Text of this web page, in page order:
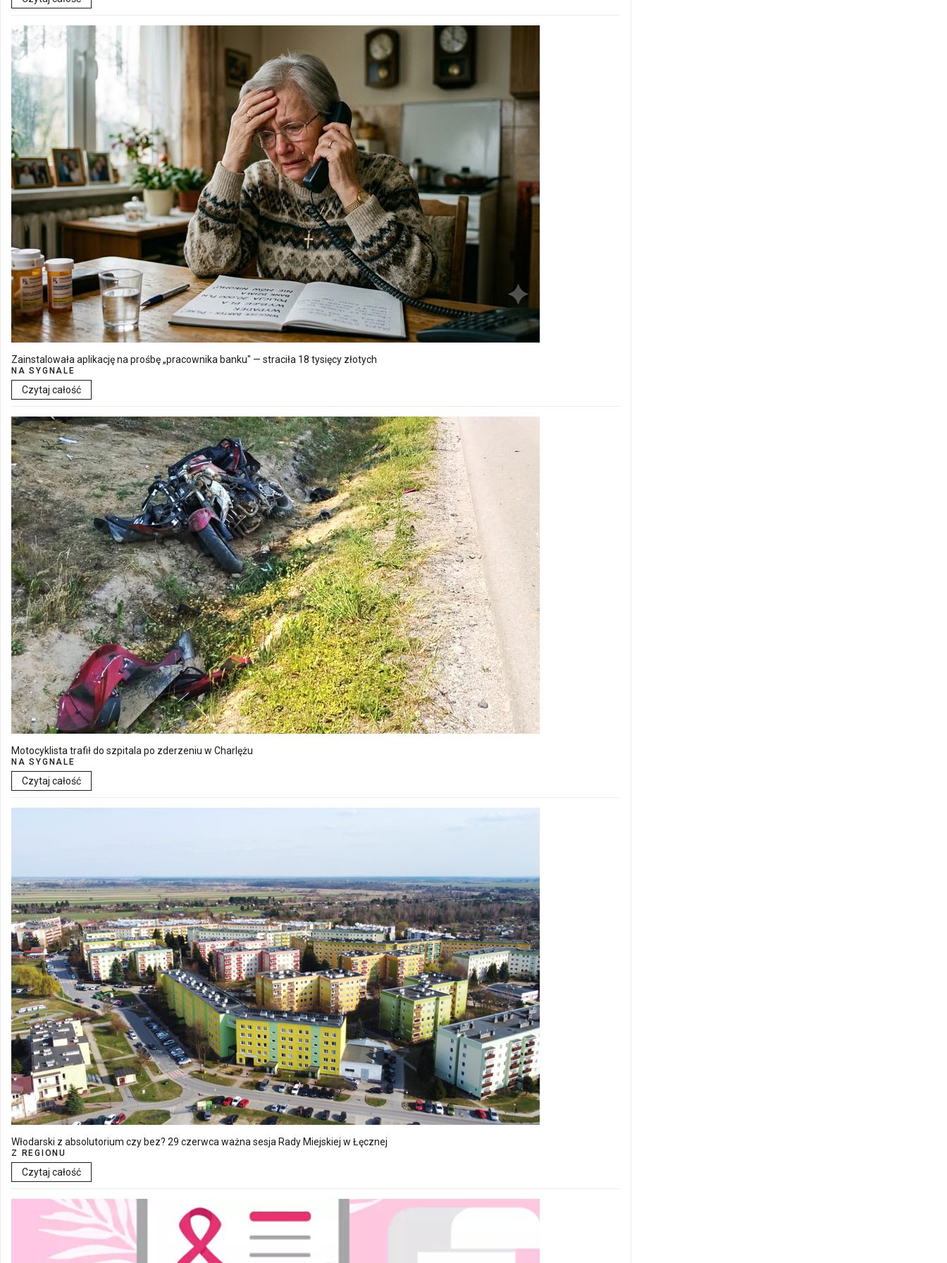
Zainstalowała aplikację na prośbę „pracownika banku" — straciła 18 tysięcy złotych
NA SYGNALE
Czytaj całość
Motocyklista trafił do szpitala po zderzeniu w Charlężu
NA SYGNALE
Czytaj całość
Włodarski z absolutorium czy bez? 29 czerwca ważna sesja Rady Miejskiej w Łęcznej
Z REGIONU
Czytaj całość